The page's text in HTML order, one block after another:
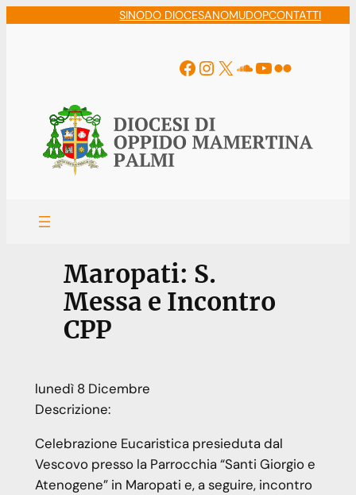
SINODO DIOCESANOMUDOPCONTATTI
Facebook
Instagram
X Soundcloud
YouTube
Flickr
Maropati: S.
Messa e Incontro
CPP
lunedì 8 Dicembre
Descrizione:
Celebrazione Eucaristica presieduta dal
Vescovo presso la Parrocchia “Santi Giorgio e
Atenogene” in Maropati e, a seguire, incontro